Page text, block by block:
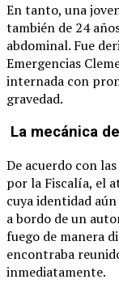
En tanto, una
también de 24
abdominal. Fue
Emergencias
internada con
gravedad.
La mecánica
De acuerdo con
por la Fiscalía, el
cuya identidad
a bordo de un
fuego de manera
encontraba
inmediatamente.